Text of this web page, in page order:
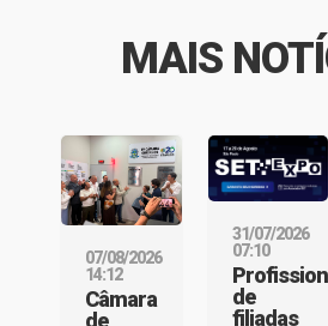
MAIS
07/08/2026
14:12
Câmara
31/07/2026
07:10
de
filiadas